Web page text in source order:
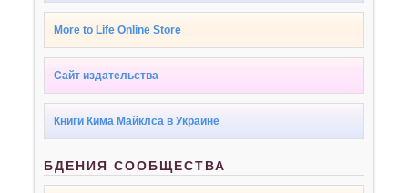
More to Life Online Store
Сайт издательства
Книги Кима Майклса в Украине
БДЕНИЯ СООБЩЕСТВА